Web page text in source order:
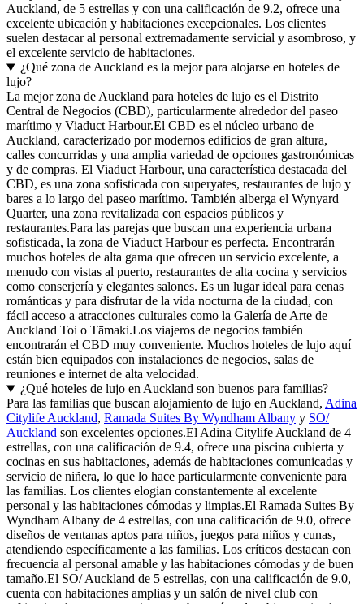
Auckland, de 5 estrellas y con una calificación de 9.2, ofrece una
excelente ubicación y habitaciones excepcionales. Los clientes
suelen destacar al personal extremadamente servicial y asombroso, y
el excelente servicio de habitaciones.
¿Qué zona de Auckland es la mejor para alojarse en hoteles de
lujo?
La mejor zona de Auckland para hoteles de lujo es el Distrito
Central de Negocios (CBD), particularmente alrededor del paseo
marítimo y Viaduct Harbour.El CBD es el núcleo urbano de
Auckland, caracterizado por modernos edificios de gran altura,
calles concurridas y una amplia variedad de opciones gastronómicas
y de compras. El Viaduct Harbour, una característica destacada del
CBD, es una zona sofisticada con superyates, restaurantes de lujo y
bares a lo largo del paseo marítimo. También alberga el Wynyard
Quarter, una zona revitalizada con espacios públicos y
restaurantes.Para las parejas que buscan una experiencia urbana
sofisticada, la zona de Viaduct Harbour es perfecta. Encontrarán
muchos hoteles de alta gama que ofrecen un servicio excelente, a
menudo con vistas al puerto, restaurantes de alta cocina y servicios
como conserjería y elegantes salones. Es un lugar ideal para cenas
románticas y para disfrutar de la vida nocturna de la ciudad, con
fácil acceso a atracciones culturales como la Galería de Arte de
Auckland Toi o Tāmaki.Los viajeros de negocios también
encontrarán el CBD muy conveniente. Muchos hoteles de lujo aquí
están bien equipados con instalaciones de negocios, salas de
reuniones e internet de alta velocidad.
¿Qué hoteles de lujo en Auckland son buenos para familias?
Para las familias que buscan alojamiento de lujo en Auckland, Adina
Citylife Auckland, Ramada Suites By Wyndham Albany y SO/
Auckland son excelentes opciones.El Adina Citylife Auckland de 4
estrellas, con una calificación de 9.4, ofrece una piscina cubierta y
cocinas en sus habitaciones, además de habitaciones comunicadas y
servicio de niñera, lo que lo hace particularmente conveniente para
las familias. Los clientes elogian constantemente al excelente
personal y las habitaciones cómodas y limpias.El Ramada Suites By
Wyndham Albany de 4 estrellas, con una calificación de 9.0, ofrece
diseños de ventanas aptos para niños, juegos para niños y cunas,
atendiendo específicamente a las familias. Los críticos destacan con
frecuencia al personal amable y las habitaciones cómodas y de buen
tamaño.El SO/ Auckland de 5 estrellas, con una calificación de 9.0,
cuenta con habitaciones amplias y un salón de nivel club con